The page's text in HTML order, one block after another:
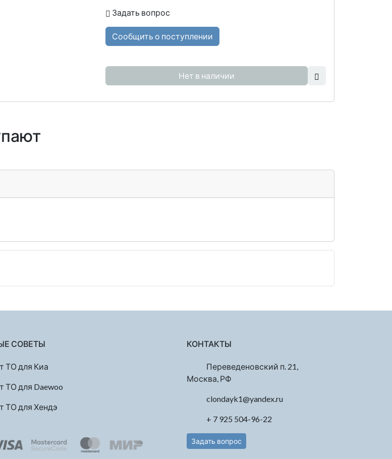
Задать вопрос
Сообщить о поступлении
Нет в наличии
СОВЕТЫ
ТО для Киа
ТО для Daewoo
ТО для Хендэ
КОНТАКТЫ
Переведеновский п. 21,
Москва, РФ
clondayk1@yandex.ru
+ 7 925 504-96-22
Задать вопрос